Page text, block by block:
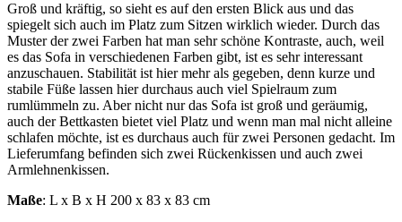
Groß und kräftig, so sieht es auf den ersten Blick aus und das
spiegelt sich auch im Platz zum Sitzen wirklich wieder. Durch das
Muster der zwei Farben hat man sehr schöne Kontraste, auch, weil
es das Sofa in verschiedenen Farben gibt, ist es sehr interessant
anzuschauen. Stabilität ist hier mehr als gegeben, denn kurze und
stabile Füße lassen hier durchaus auch viel Spielraum zum
rumlümmeln zu. Aber nicht nur das Sofa ist groß und geräumig,
auch der Bettkasten bietet viel Platz und wenn man mal nicht alleine
schlafen möchte, ist es durchaus auch für zwei Personen gedacht. Im
Lieferumfang befinden sich zwei Rückenkissen und auch zwei
Armlehnenkissen.
Maße: L x B x H 200 x 83 x 83 cm